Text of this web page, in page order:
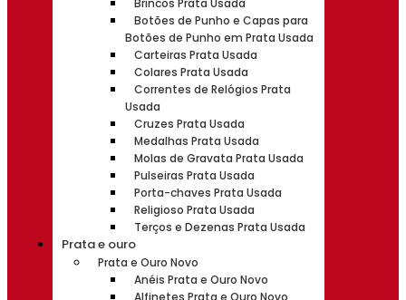
Brincos Prata Usada
Botões de Punho e Capas para
Botões de Punho em Prata Usada
Carteiras Prata Usada
Colares Prata Usada
Correntes de Relógios Prata
Usada
Cruzes Prata Usada
Medalhas Prata Usada
Molas de Gravata Prata Usada
Pulseiras Prata Usada
Porta-chaves Prata Usada
Religioso Prata Usada
Terços e Dezenas Prata Usada
Prata e ouro
Prata e Ouro Novo
Anéis Prata e Ouro Novo